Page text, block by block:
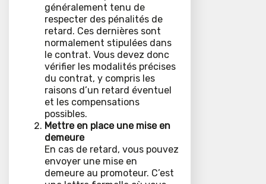
généralement tenu de
respecter des pénalités de
retard. Ces dernières sont
normalement stipulées dans
le contrat. Vous devez donc
vérifier les modalités précises
du contrat, y compris les
raisons d’un retard éventuel
et les compensations
possibles.
Mettre en place une mise en
demeure
En cas de retard, vous pouvez
envoyer une mise en
demeure au promoteur. C’est